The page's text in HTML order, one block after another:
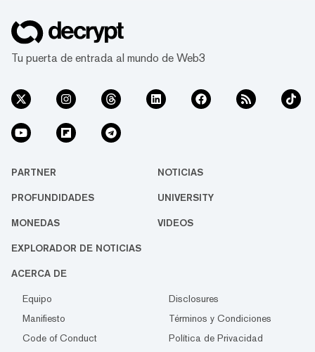
Tu puerta de entrada al mundo de Web3
PARTNER NOTICIAS
PROFUNDIDADES UNIVERSITY
MONEDAS VIDEOS
EXPLORADOR DE NOTICIAS
ACERCA DE
Equipo
Disclosures
Manifiesto
Términos y Condiciones
Code of Conduct
Política de Privacidad